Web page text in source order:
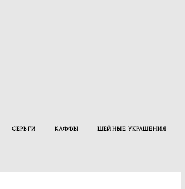
СЕРЬГИ КАФФЫ ШЕЙНЫЕ УКРАШЕНИЯ